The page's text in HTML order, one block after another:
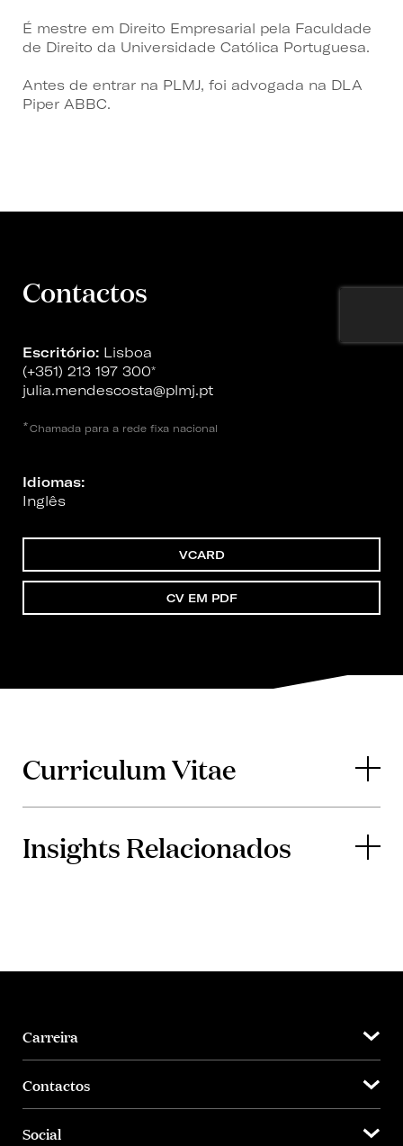
É mestre em Direito Empresarial pela Faculdade
de Direito da Universidade Católica Portuguesa.
Antes de entrar na PLMJ, foi advogada na DLA
Piper ABBC.
Contactos
Escritório: Lisboa
(+351) 213 197 300*
julia.mendescosta@plmj.pt
* Chamada para a rede fixa nacional
Idiomas:
Inglês
VCARD
CV EM PDF
Curriculum Vitae
Insights Relacionados
Carreira
Contactos
Social